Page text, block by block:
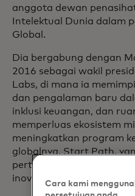
anggota dewan
Intelektual Dunia dalam
Global.
Dia bergabung dengan
2016 sebagai wakil
Labs, di mana ia
dan pengalaman baru
inklusi keuangan, dan
memperluas ekosistem
meningkatkan program
globalnya, Start Path,
pertumbuhan startup
inovatif.
Cara kami